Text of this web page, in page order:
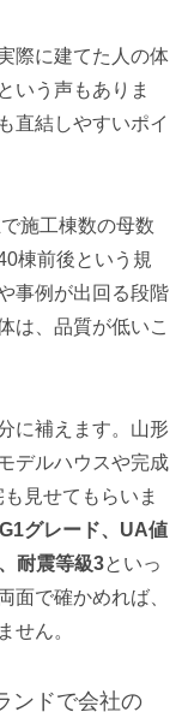
際に建てた人の体
いう声もありま
直結しやすいポイ
施工棟数の母数
棟前後という規
事例が出回る段階
は、品質が低いこ
に補えます。山形
デルハウスや完成
見せてもらいま
グレード、UA値
耐震等級3といっ
面で確かめれば、
せん。
ンドで会社の